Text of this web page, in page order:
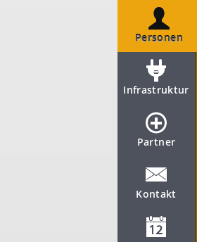
Personen
Infrastruktur
Partner
Kontakt